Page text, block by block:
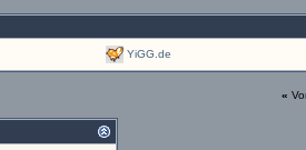
YiGG.de
«